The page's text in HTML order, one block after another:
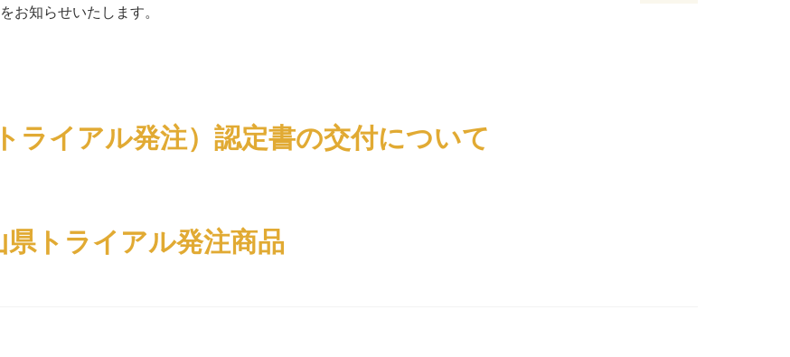
お知らせいたします。
ライアル発注）認定書の交付について
県トライアル発注商品